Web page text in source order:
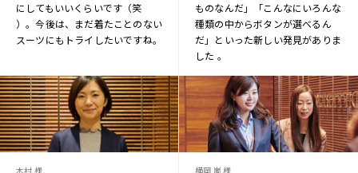
にしてもいいくらいです（笑
）。今後は、まだ着たことのない
スーツにもトライしたいですね。
ものなんだ」「こんなにいろんな
種類の中からボタンが選べるん
だ」といった新しい発見がありま
した 。
木村 様
横岡 嵐 様